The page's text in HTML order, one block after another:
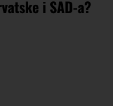
i SAD-a?